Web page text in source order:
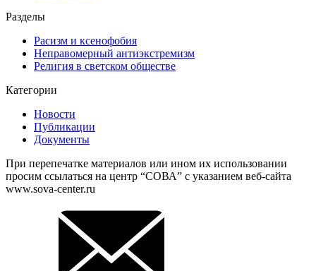
Разделы
Расизм и ксенофобия
Неправомерный антиэкстремизм
Религия в светском обществе
Категории
Новости
Публикации
Документы
При перепечатке материалов или ином их использовании
просим ссылаться на центр “СОВА” с указанием веб-сайта
www.sova-center.ru